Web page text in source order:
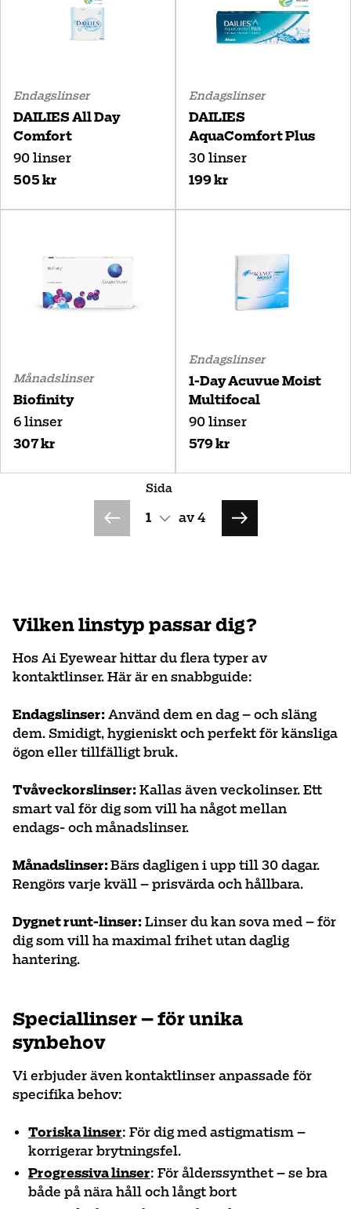
Endagslinser
DAILIES All Day
Comfort
90 linser
505 kr
Endagslinser
DAILIES
AquaComfort Plus
30 linser
199 kr
Månadslinser
Biofinity
6 linser
307 kr
Endagslinser
1-Day Acuvue Moist
Multifocal
90 linser
579 kr
Sida
av 4
Vilken linstyp passar dig?
Hos Ai Eyewear hittar du flera typer av
kontaktlinser. Här är en snabbguide:
Endagslinser: Använd dem en dag – och släng
dem. Smidigt, hygieniskt och perfekt för känsliga
ögon eller tillfälligt bruk.
Tvåveckorslinser: Kallas även veckolinser. Ett
smart val för dig som vill ha något mellan
endags- och månadslinser.
Månadslinser: Bärs dagligen i upp till 30 dagar.
Rengörs varje kväll – prisvärda och hållbara.
Dygnet runt-linser: Linser du kan sova med – för
dig som vill ha maximal frihet utan daglig
hantering.
Speciallinser – för unika
synbehov
Vi erbjuder även kontaktlinser anpassade för
specifika behov:
Toriska linser: För dig med astigmatism –
korrigerar brytningsfel.
Progressiva linser: För ålderssynthet – se bra
både på nära håll och långt bort